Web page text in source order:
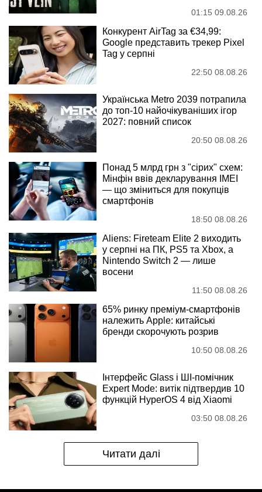
01:15 09.08.26
Конкурент AirTag за €34,99:
Google представить трекер Pixel
Tag у серпні
22:50 08.08.26
Українська Metro 2039 потрапила
до топ-10 найочікуваніших ігор
2027: повний список
20:50 08.08.26
Понад 5 млрд грн з "сірих" схем:
Мінфін ввів декларування IMEI
— що зміниться для покупців
смартфонів
18:50 08.08.26
Aliens: Fireteam Elite 2 виходить
у серпні на ПК, PS5 та Xbox, а
Nintendo Switch 2 — лише
восени
11:50 08.08.26
65% ринку преміум-смартфонів
належить Apple: китайські
бренди скорочують розрив
10:50 08.08.26
Інтерфейс Glass і ШІ-помічник
Expert Mode: витік підтвердив 10
функцій HyperOS 4 від Xiaomi
03:50 08.08.26
Читати далі